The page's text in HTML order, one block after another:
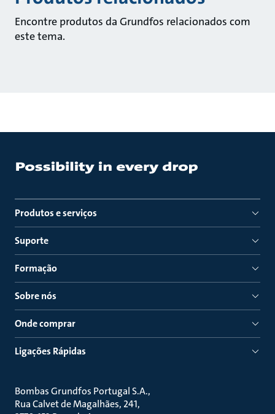
Encontre produtos da Grundfos relacionados com
este tema.
Produtos e serviços
Suporte
Formação
Sobre nós
Onde comprar
Ligações Rápidas
Bombas Grundfos Portugal S.A.
Rua Calvet de Magalhães, 241